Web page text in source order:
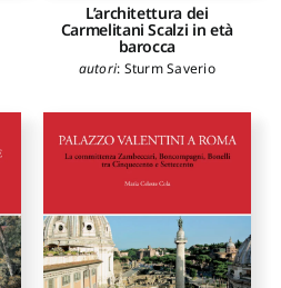
L’architettura dei
Carmelitani Scalzi in età
barocca
autori: Sturm Saverio